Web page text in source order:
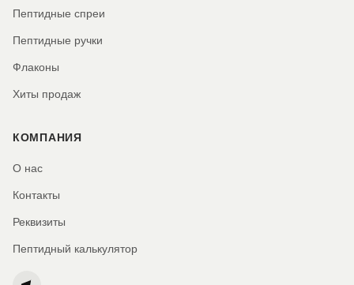
Пептидные спреи
Пептидные ручки
Флаконы
Хиты продаж
КОМПАНИЯ
О нас
Контакты
Реквизиты
Пептидный калькулятор